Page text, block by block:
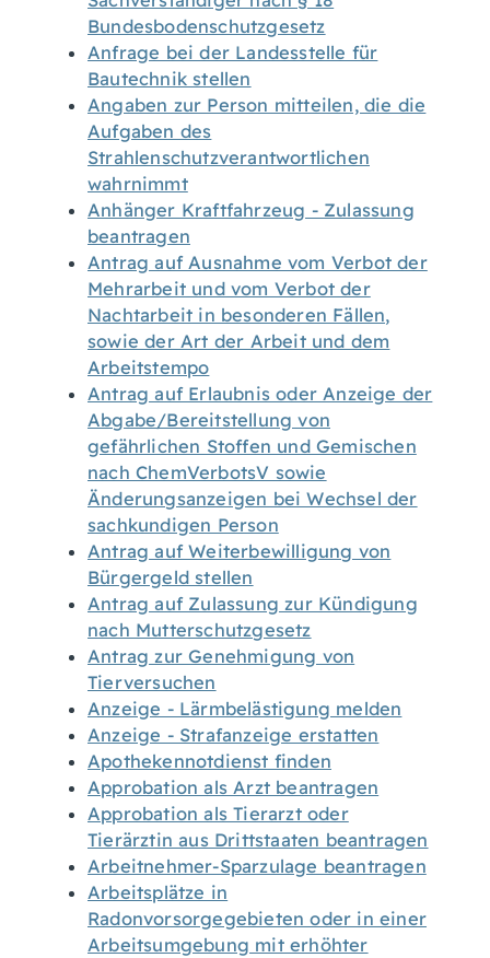
Bundesbodenschutzgesetz
Anfrage bei der Landesstelle für
Bautechnik stellen
Angaben zur Person mitteilen, die die
Aufgaben des
Strahlenschutzverantwortlichen
wahrnimmt
Anhänger Kraftfahrzeug - Zulassung
beantragen
Antrag auf Ausnahme vom Verbot der
Mehrarbeit und vom Verbot der
Nachtarbeit in besonderen Fällen,
sowie der Art der Arbeit und dem
Arbeitstempo
Antrag auf Erlaubnis oder Anzeige der
Abgabe/Bereitstellung von
gefährlichen Stoffen und Gemischen
nach ChemVerbotsV sowie
Änderungsanzeigen bei Wechsel der
sachkundigen Person
Antrag auf Weiterbewilligung von
Bürgergeld stellen
Antrag auf Zulassung zur Kündigung
nach Mutterschutzgesetz
Antrag zur Genehmigung von
Tierversuchen
Anzeige - Lärmbelästigung melden
Anzeige - Strafanzeige erstatten
Apothekennotdienst finden
Approbation als Arzt beantragen
Approbation als Tierarzt oder
Tierärztin aus Drittstaaten beantragen
Arbeitnehmer-Sparzulage beantragen
Arbeitsplätze in
Radonvorsorgegebieten oder in einer
Arbeitsumgebung mit erhöhter